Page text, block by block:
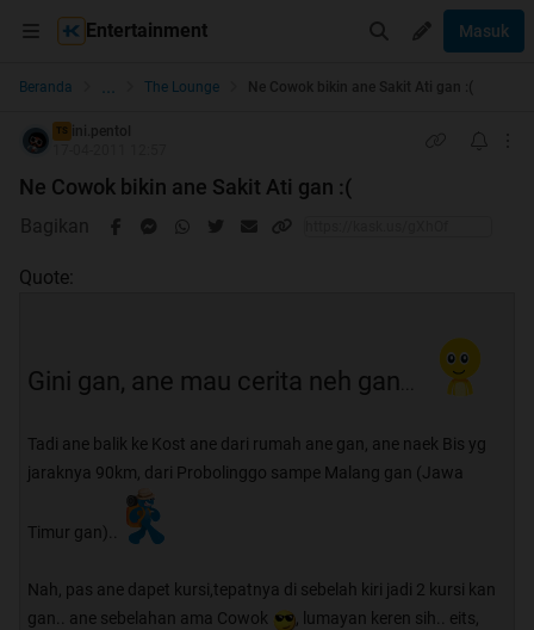
Entertainment Masuk
Beranda ... The Lounge Ne Cowok bikin ane Sakit Ati gan :(
TS ini.pentol
Ne Cowok bikin ane Sakit Ati gan :(
Bagikan
Quote:
Gini gan, ane mau cerita neh gan...
Tadi ane balik ke Kost ane dari rumah ane gan, ane naek Bis yg
jaraknya 90km, dari Probolinggo sampe Malang gan (Jawa
Timur gan)..
Nah, pas ane dapet kursi,tepatnya di sebelah kiri jadi 2 kursi kan
gan.. ane sebelahan ama Cowok
, lumayan keren sih.. eits,